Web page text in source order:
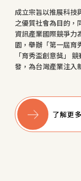
成立宗旨以推展科技
之優質社會為目的，
資訊產業國際競爭力
園，舉辦「第一屆育
「育秀盃創意獎」
發，為台灣產業注入
了解更